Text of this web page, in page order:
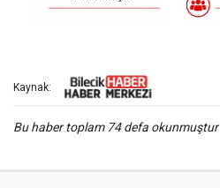
Kaynak:
Bu haber toplam 74 defa okunmuştur